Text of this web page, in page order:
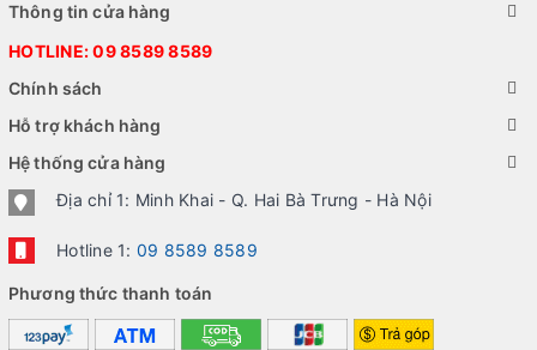
Thông tin cửa hàng
HOTLINE:09 8589 8589
Chính sách
Hỗ trợ khách hàng
Hệ thống cửa hàng
Địa chỉ 1: Minh Khai - Q. Hai Bà Trưng - Hà Nội
Hotline 1: 09 8589 8589
Phương thức thanh toán